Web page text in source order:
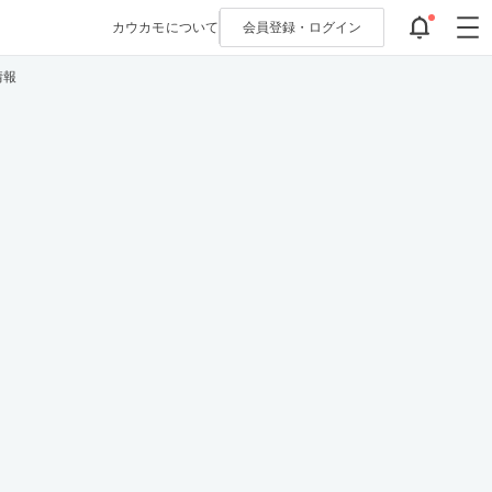
カウカモについて 会員登録・ ログイン